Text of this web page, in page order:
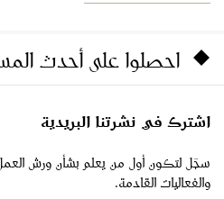
احصلوا على أحدث
اشترك في نشرتنا البريدية
سجّل لتكون أول من يعلم بشأن ورش العمل،
والفعاليات القادمة.